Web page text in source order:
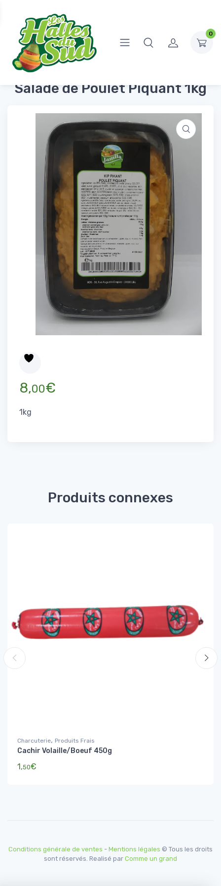
0
Accueil Produits Frais
Salade de Poulet Piquant 1kg
Salade de Poulet Piquant 1kg
8,00€
1kg
Produits connexes
Charcuterie, Produits Frais
Cachir Volaille/Boeuf 450g
1,50€
Conditions générale de ventes - Mentions légales © Tous les droits
sont réservés. Realisé par Comme un grand